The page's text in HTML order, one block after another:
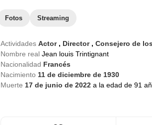
Fotos Streaming
Actividades Actor , Director , Consejero de
Nombre real Jean louis Trintignant
Nacionalidad Francés
Nacimiento 11 de diciembre de 1930
Muerte 17 de junio de 2022 a la edad de 91